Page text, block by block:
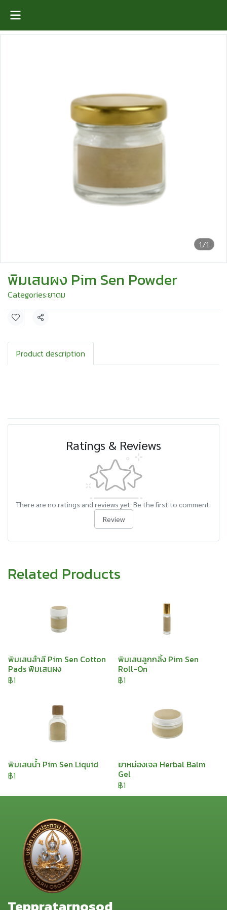
1/1
พิมเสนผง Pim Sen Powder
Categories:ยาดม
Share
Product description
Ratings & Reviews
There are no ratings and reviews yet. Be the first to comment.
Review
Related Products
พิมเสนสำลี Pim Sen Cotton
Pads พิมเสนผง
฿1
พิมเสนลูกกลิ้ง Pim Sen
Roll-On
฿1
พิมเสนน้ำ Pim Sen Liquid
฿1
ยาหม่องเจล Herbal Balm
Gel
฿1